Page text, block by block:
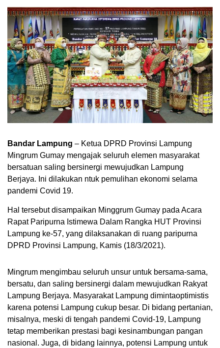
Bandar Lampung – Ketua DPRD Provinsi Lampung
Mingrum Gumay mengajak seluruh elemen masyarakat
bersatuan saling bersinergi mewujudkan Lampung
Berjaya. Ini dilakukan ntuk pemulihan ekonomi selama
pandemi Covid 19.
Hal tersebut disampaikan Minggrum Gumay pada Acara
Rapat Paripurna Istimewa Dalam Rangka HUT Provinsi
Lampung ke-57, yang dilaksanakan di ruang paripurna
DPRD Provinsi Lampung, Kamis (18/3/2021).
Mingrum mengimbau seluruh unsur untuk bersama-sama,
bersatu, dan saling bersinergi dalam mewujudkan Rakyat
Lampung Berjaya. Masyarakat Lampung dimintaoptimistis
karena potensi Lampung cukup besar. Di bidang pertanian,
misalnya, meski di tengah pandemi Covid-19, Lampung
tetap memberikan prestasi bagi kesinambungan pangan
nasional. Juga, di bidang lainnya, potensi Lampung untuk